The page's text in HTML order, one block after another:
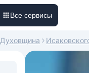
Все сервисы
Духовщина